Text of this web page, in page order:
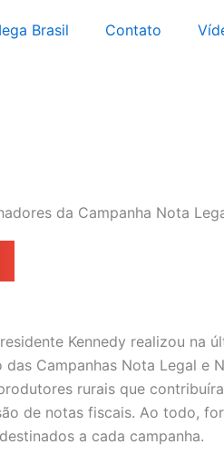
Brasil Contato
da Campanha Nota
Kennedy realizou na
Campanhas Nota Legal e
rurais que
de notas fiscais. Ao todo,
a cada campanha.